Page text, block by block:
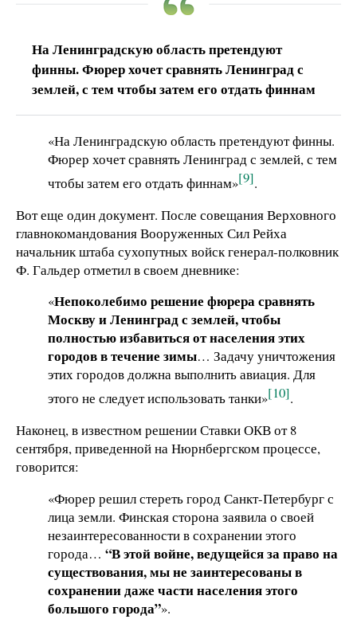
На Ленинградскую область претендуют
финны. Фюрер хочет сравнять Ленинград с
землей, с тем чтобы затем его отдать финнам
«На Ленинградскую область претендуют финны.
Фюрер хочет сравнять Ленинград с землей, с тем
чтобы затем его отдать финнам»[9].
Вот еще один документ. После совещания Верховного
главнокомандования Вооруженных Сил Рейха
начальник штаба сухопутных войск генерал-полковник
Ф. Гальдер отметил в своем дневнике:
«Непоколебимо решение фюрера сравнять
Москву и Ленинград с землей, чтобы
полностью избавиться от населения этих
городов в течение зимы… Задачу уничтожения
этих городов должна выполнить авиация. Для
этого не следует использовать танки»[10].
Наконец, в известном решении Ставки ОКВ от 8
сентября, приведенной на Нюрнбергском процессе,
говорится:
«Фюрер решил стереть город Санкт-Петербург с
лица земли. Финская сторона заявила о своей
незаинтересованности в сохранении этого
города… “В этой войне, ведущейся за право на
существования, мы не заинтересованы в
сохранении даже части населения этого
большого города”».